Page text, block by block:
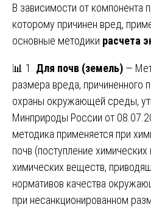
В зависимости от компонента
которому причинен вред,
основные методики расчета
📊 1. Для почв (земель) —
размера вреда, причиненного
охраны окружающей среды,
Минприроды России от
методика применяется при
почв (поступление
химических веществ,
нормативов качества
при несанкционированном